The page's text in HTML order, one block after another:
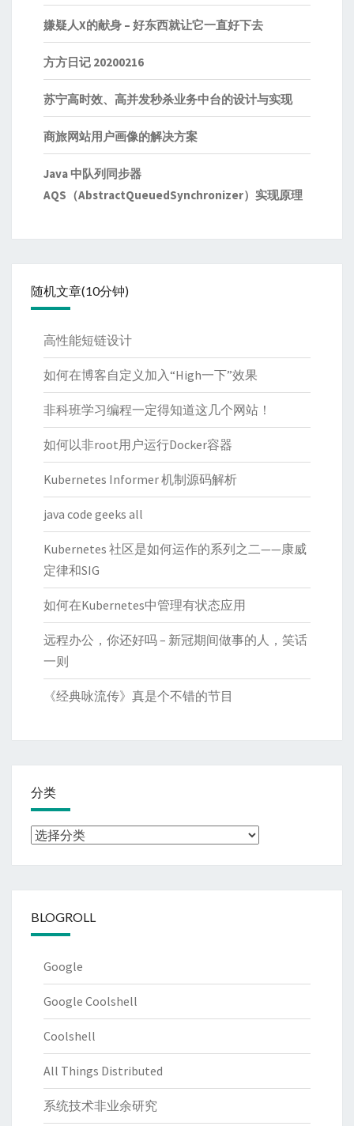
嫌疑人X的献身 – 好东西就让它一直好下去
方方日记 20200216
苏宁高时效、高并发秒杀业务中台的设计与实现
商旅网站用户画像的解决方案
Java 中队列同步器
AQS（AbstractQueuedSynchronizer）实现原理
随机文章(10分钟)
高性能短链设计
如何在博客自定义加入“High一下”效果
非科班学习编程一定得知道这几个网站！
如何以非root用户运行Docker容器
Kubernetes Informer 机制源码解析
java code geeks all
Kubernetes 社区是如何运作的系列之二——康威
定律和SIG
如何在Kubernetes中管理有状态应用
远程办公，你还好吗 – 新冠期间做事的人，笑话
一则
《经典咏流传》真是个不错的节目
分类
分
BLOGROLL
Google
Google Coolshell
Coolshell
All Things Distributed
系统技术非业余研究